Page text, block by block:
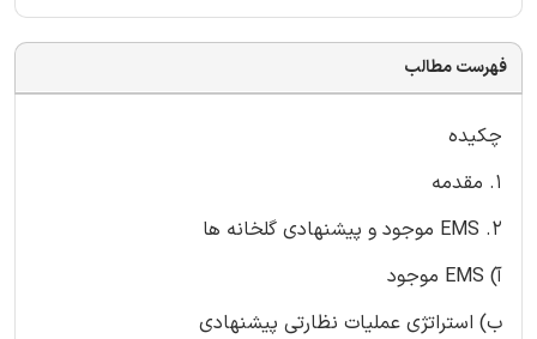
فهرست مطالب
چکیده
1. مقدمه
2. EMS موجود و پیشنهادی گلخانه ها
آ) EMS موجود
ب) استراتژی عملیات نظارتی پیشنهادی